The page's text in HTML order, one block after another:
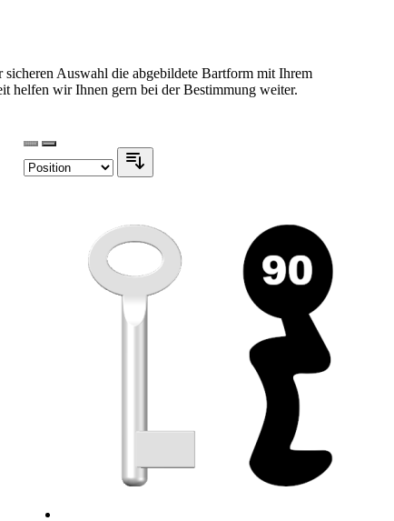
sicheren Auswahl die abgebildete Bartform mit Ihrem
helfen wir Ihnen gern bei der Bestimmung weiter.